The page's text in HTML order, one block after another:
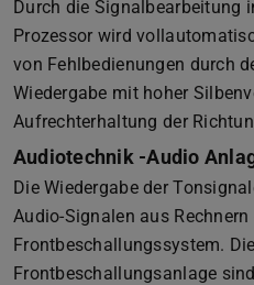
Durch die Signalbearbeitung
Prozessor wird
von Fehlbedienungen durch
Wiedergabe mit hoher
Aufrechterhaltung der
Audiotechnik -Audio
Die Wiedergabe der
Audio-Signalen aus
Frontbeschallungssystem.
Frontbeschallungsanlage